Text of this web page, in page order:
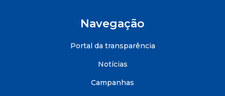
Navegação
Portal da transparência
Notícias
Campanhas